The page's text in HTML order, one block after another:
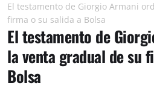
El testamento de Giorgio Armani
firma o su salida a Bolsa
El testamento de
la venta gradual de su
Bolsa